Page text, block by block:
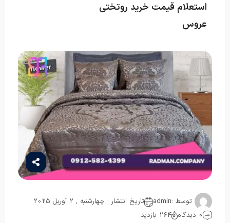
استعلام قیمت خرید روتختی
عروس
توسط :admin
تاریخ انتشار : چهارشنبه , 2 آوریل 2025
0 دیدگاه
264 بازدید